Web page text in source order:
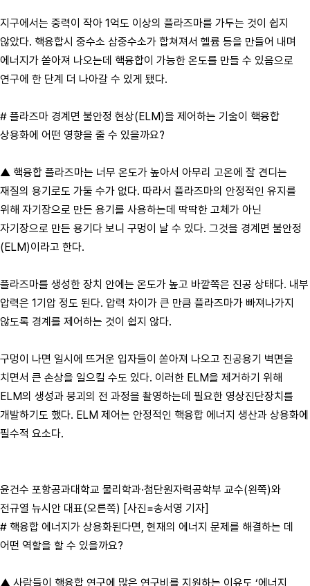
지구에서는 중력이 작아 1억도 이상의 플라즈마를 가두는 것이 쉽지
않았다. 핵융합시 중수소 삼중수소가 합쳐져서 헬륨 등을 만들어 내며
에너지가 쏟아져 나오는데 핵융합이 가능한 온도를 만들 수 있음으로
연구에 한 단계 더 나아갈 수 있게 됐다.
# 플라즈마 경계면 불안정 현상(ELM)을 제어하는 기술이 핵융합
상용화에 어떤 영향을 줄 수 있을까요?
▲ 핵융합 플라즈마는 너무 온도가 높아서 아무리 고온에 잘 견디는
재질의 용기로도 가둘 수가 없다. 따라서 플라즈마의 안정적인 유지를
위해 자기장으로 만든 용기를 사용하는데 딱딱한 고체가 아닌
자기장으로 만든 용기다 보니 구멍이 날 수 있다. 그것을 경계면 불안정
(ELM)이라고 한다.
플라즈마를 생성한 장치 안에는 온도가 높고 바깥쪽은 진공 상태다. 내부
압력은 1기압 정도 된다. 압력 차이가 큰 만큼 플라즈마가 빠져나가지
않도록 경계를 제어하는 것이 쉽지 않다.
구멍이 나면 일시에 뜨거운 입자들이 쏟아져 나오고 진공용기 벽면을
치면서 큰 손상을 일으킬 수도 있다. 이러한 ELM을 제거하기 위해
ELM의 생성과 붕괴의 전 과정을 촬영하는데 필요한 영상진단장치를
개발하기도 했다. ELM 제어는 안정적인 핵융합 에너지 생산과 상용화에
필수적 요소다.
윤건수 포항공과대학교 물리학과·첨단원자력공학부 교수(왼쪽)와
전규열 뉴시안 대표(오른쪽) [사진=송서영 기자]
# 핵융합 에너지가 상용화된다면, 현재의 에너지 문제를 해결하는 데
어떤 역할을 할 수 있을까요?
▲ 사람들이 핵융합 연구에 많은 연구비를 지원하는 이유도 ‘에너지